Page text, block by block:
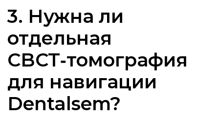
3. Нужна ли
отдельная
CBCT‑томография
для навигации
Dentalsem?